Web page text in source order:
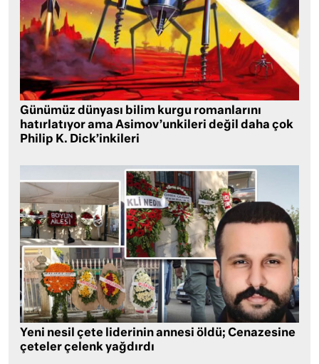
Günümüz dünyası bilim kurgu romanlarını
hatırlatıyor ama Asimov’unkileri değil daha çok
Philip K. Dick’inkileri
Yeni nesil çete liderinin annesi öldü; Cenazesine
çeteler çelenk yağdırdı